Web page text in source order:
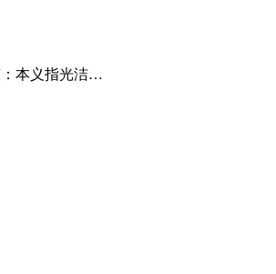
本义指光洁…